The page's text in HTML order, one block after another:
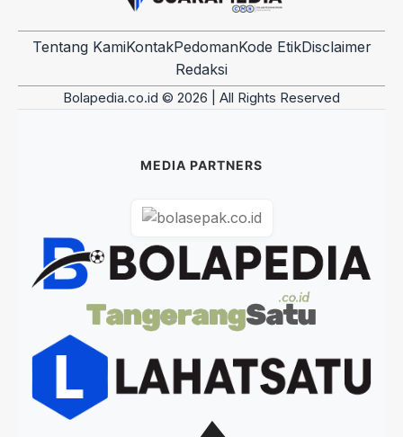
Tentang KamiKontakPedomanKode EtikDisclaimer
Redaksi
Bolapedia.co.id © 2026 | All Rights Reserved
MEDIA PARTNERS